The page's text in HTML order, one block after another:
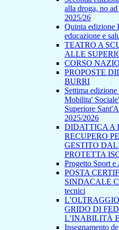
alla droga, no
2025/26
Quinta edizione
educazione e
TEATRO A
ALLE
CORSO
PROPOSTE
BURRI
Settima
Mobilita'
Superiore
2025/2026
DIDATTICA A
RECUPERO
GESTITO
PROTETTA
Progetto Sport e
POSTA
SINDACALE
tecnici
GRIDO DI
L’INABILITÀ
Insegnamento